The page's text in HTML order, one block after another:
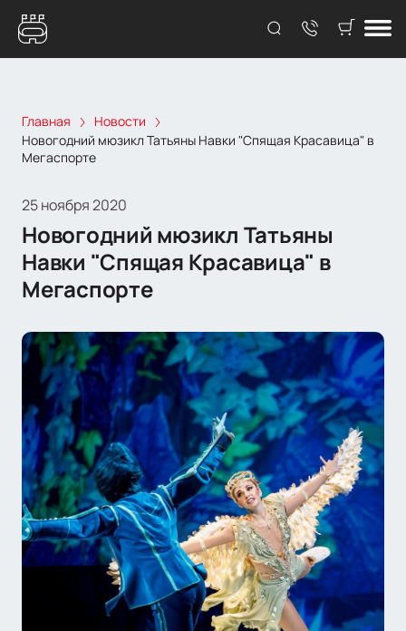
Главная
Новости
Новогодний мюзикл Татьяны Навки "Спящая Красавица" в
Мегаспорте
25 ноября 2020
Новогодний мюзикл Татьяны
Навки "Спящая Красавица" в
Мегаспорте